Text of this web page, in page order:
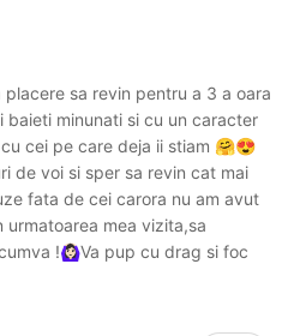
sa revin pentru a 3 a oara
baieti minunati si cu un caracter
cei pe care deja ii stiam 🤗😍
de voi si sper sa revin cat mai
fata de cei carora nu am avut
urmatoarea mea vizita,sa
!🙆🏻‍♀️Va pup cu drag si foc